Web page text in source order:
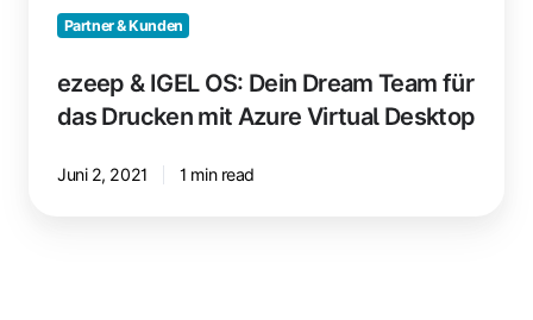
Partner & Kunden
ezeep & IGEL OS: Dein Dream Team für
das Drucken mit Azure Virtual Desktop
Juni 2, 2021 1 min read